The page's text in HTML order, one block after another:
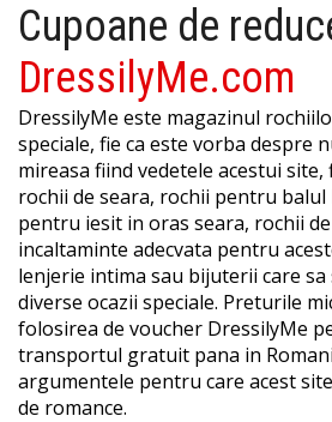
Cupoane de
DressilyMe.com
DressilyMe este magazinul
speciale, fie ca este vorba despre
mireasa fiind vedetele acestui site,
rochii de seara, rochii pentru
pentru iesit in oras seara, rochii
incaltaminte adecvata pentru
lenjerie intima sau bijuterii care sa
diverse ocazii speciale. Preturile
folosirea de voucher DressilyMe
transportul gratuit pana in
argumentele pentru care acest
de romance.